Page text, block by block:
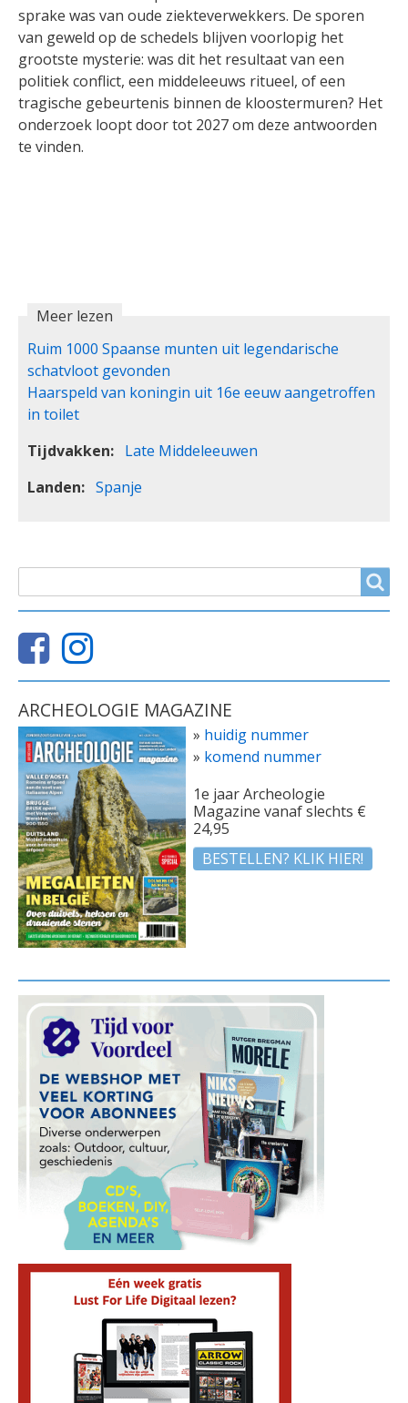
sprake was van oude ziekteverwekkers. De sporen
van geweld op de schedels blijven voorlopig het
grootste mysterie: was dit het resultaat van een
politiek conflict, een middeleeuws ritueel, of een
tragische gebeurtenis binnen de kloostermuren? Het
onderzoek loopt door tot 2027 om deze antwoorden
te vinden.
Meer lezen
Ruim 1000 Spaanse munten uit legendarische
schatvloot gevonden
Haarspeld van koningin uit 16e eeuw aangetroffen
in toilet
Tijdvakken
Late Middeleeuwen
Landen
Spanje
ZOEKVELD
ARCHEOLOGIE MAGAZINE
» huidig nummer
» komend nummer
1e jaar Archeologie
Magazine vanaf slechts €
24,95
BESTELLEN? KLIK HIER!